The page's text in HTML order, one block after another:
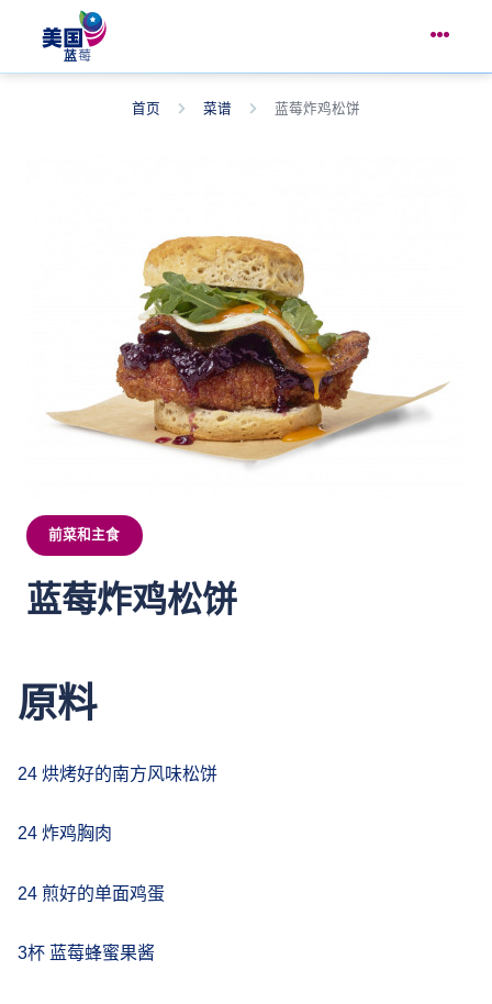
首页 菜谱 蓝莓炸鸡松饼
前菜和主食
蓝莓炸鸡松饼
原料
24 烘烤好的南方风味松饼
24 炸鸡胸肉
24 煎好的单面鸡蛋
3杯 蓝莓蜂蜜果酱